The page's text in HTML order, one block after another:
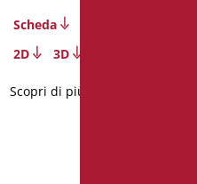
Scheda
2D
3D
Scopri di più